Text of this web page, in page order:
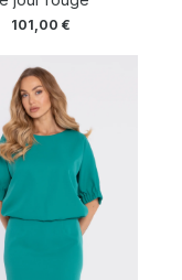
101,00€